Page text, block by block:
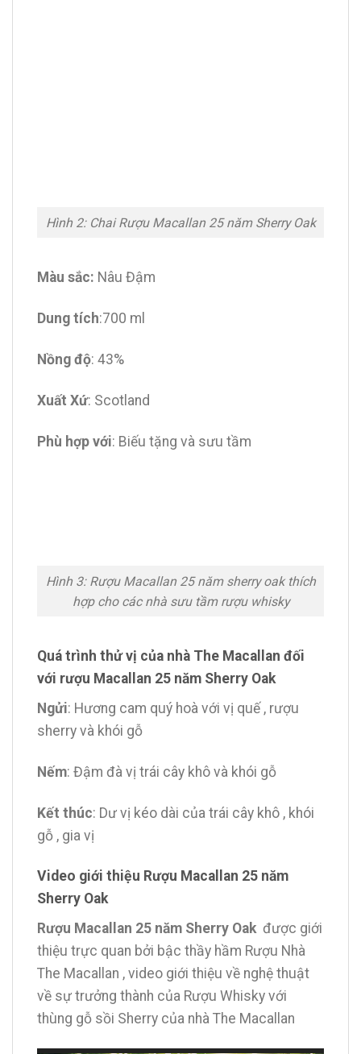
Hình 2: Chai Rượu Macallan 25 năm Sherry Oak
Màu sắc: Nâu Đậm
Dung tích:700 ml
Nồng độ: 43%
Xuất Xứ: Scotland
Phù hợp với: Biếu tặng và sưu tầm
Hình 3: Rượu Macallan 25 năm sherry oak thích
hợp cho các nhà sưu tầm rượu whisky
Quá trình thử vị của nhà The Macallan đối
với rượu Macallan 25 năm Sherry Oak
Ngửi: Hương cam quý hoà với vị quế , rượu
sherry và khói gỗ
Nếm: Đậm đà vị trái cây khô và khói gỗ
Kết thúc: Dư vị kéo dài của trái cây khô , khói
gỗ , gia vị
Video giới thiệu Rượu Macallan 25 năm
Sherry Oak
Rượu Macallan 25 năm Sherry Oakđược giới
thiệu trực quan bởi bậc thầy hầm Rượu Nhà
The Macallan , video giới thiệu về nghệ thuật
về sự trưởng thành của Rượu Whisky với
thùng gỗ sồi Sherry của nhà The Macallan